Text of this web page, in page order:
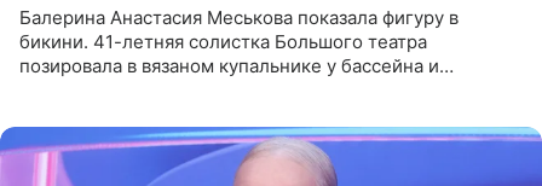
Балерина Анастасия Меськова показала фигуру в
бикини. 41-летняя солистка Большого театра
позировала в вязаном купальнике у бассейна и